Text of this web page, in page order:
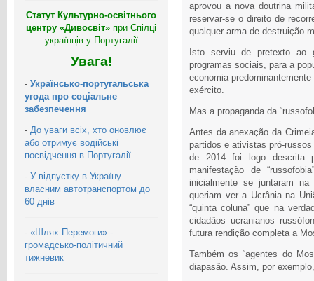
Статут Культурно-освітнього
центру «Дивосвіт» при Спілці
українців у Португалії
Увага!
- Українсько-португальська
угода про соціальне
забезпечення
- До уваги всіх, хто оновлює
або отримує водійські
посвідчення в Португалії
- У відпустку в Україну
власним автотранспортом до
60 днів
- «Шлях Перемоги» -
громадсько-політичний
тижневик
aprovou a nova doutrina
reservar-se o direito de
qualquer arma de destruição
Isto serviu de pretexto ao
programas sociais, para a
economia
exército.
Mas a propaganda da
Antes da anexação da
partidos e ativistas pró-
de 2014 foi logo descrita
manifestação de
inicialmente se juntaram
queriam ver a Ucrânia na
“quinta coluna” que na
cidadãos ucranianos
futura rendição completa a
Também os “agentes do
diapasão. Assim, por